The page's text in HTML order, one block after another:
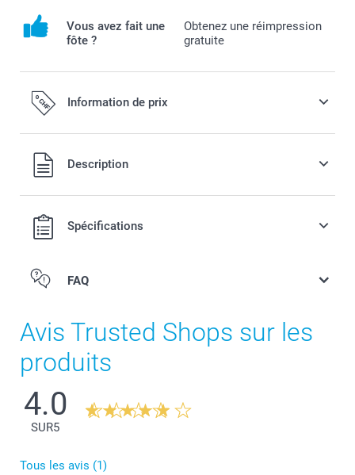
Vous avez fait une
fôte ?
Obtenez une réimpression
gratuite
Information de prix
Tous les prix sont en francs suisses (CHF), TVA incluse et
hors frais de port.
Description
Spécifications
Plaque de maison
Photo Forex
Photo sur Aluminium
FAQ
Avis Trusted Shops sur les
produits
4.0
SUR5
Tous les avis (1)